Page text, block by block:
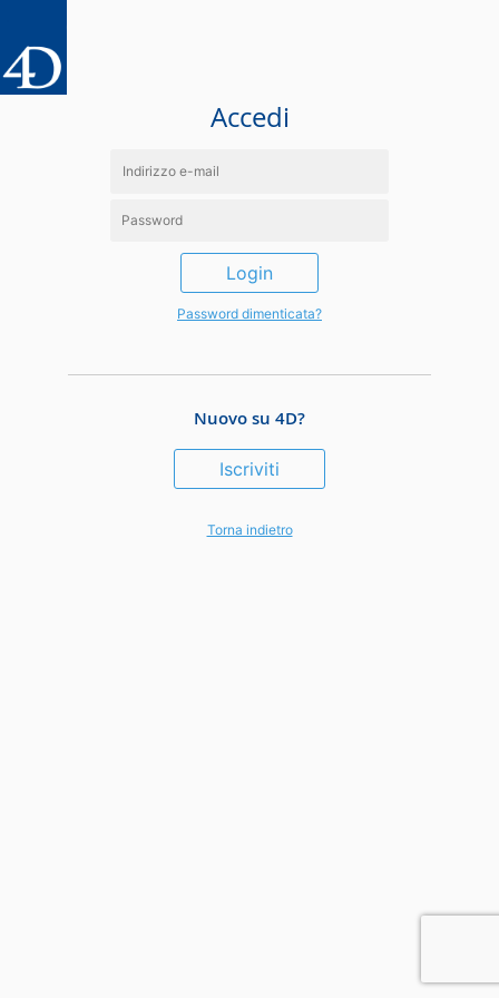
Accedi
Login
Password dimenticata?
Nuovo su 4D?
Iscriviti
Torna indietro